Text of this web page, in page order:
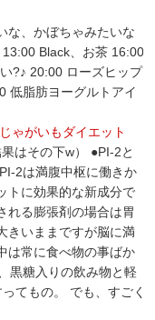
な、かぼちゃみたいな
Black、お茶 16:00
?♪ 20:00 ローズヒップ
低脂肪ヨーグルトアイ
ゃがいもダイエット
はその下w） ●PI-2と
2は満腹中枢に働きか
トに効果的な新成分で
れる膨張剤の場合は胃
きいままですが脳に満
は常に食べ物の事ばか
黒糖入りの飲み物と軽
てもの。 でも、すごく